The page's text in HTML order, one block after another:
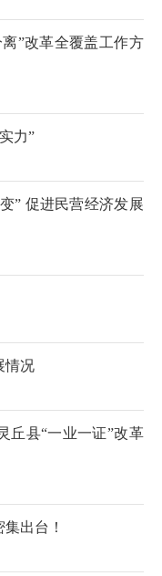
”改革全覆盖工作方
力”
” 促进民营经济发展
情况
丘县“一业一证”改革
出台！